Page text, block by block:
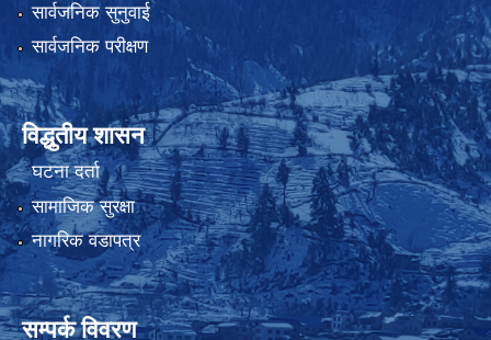
सार्वजनिक सुनुवाई
सार्वजनिक परीक्षण
विद्धुतीय शासन
घटना दर्ता
सामाजिक सुरक्षा
नागरिक वडापत्र
सम्पर्क विवरण